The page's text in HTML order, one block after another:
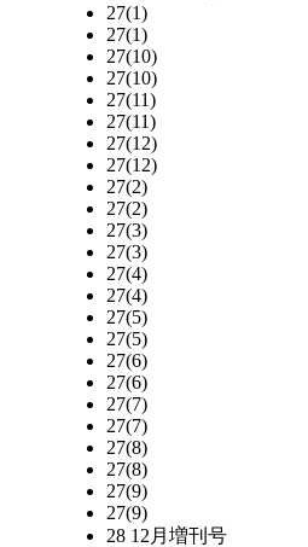
27(1)
27(1)
27(10)
27(10)
27(11)
27(11)
27(12)
27(12)
27(2)
27(2)
27(3)
27(3)
27(4)
27(4)
27(5)
27(5)
27(6)
27(6)
27(7)
27(7)
27(8)
27(8)
27(9)
27(9)
28 12月増刊号